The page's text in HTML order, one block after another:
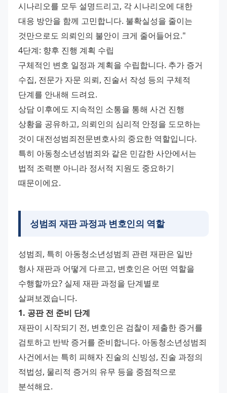
시나리오를 모두 설명드리고, 각 시나리오에 대한
대응 방안을 함께 고민합니다. 불확실성을 줄이는
것만으로도 의뢰인의 불안이 크게 줄어들어요."
4단계: 향후 진행 계획 수립
구체적인 변호 일정과 계획을 수립합니다. 추가 증거
수집, 전문가 자문 의뢰, 진술서 작성 등의 구체적
단계를 안내해 드려요.
상담 이후에도 지속적인 소통을 통해 사건 진행
상황을 공유하고, 의뢰인의 심리적 안정을 도모하는
것이 대전성범죄전문변호사의 중요한 역할입니다.
특히 아동청소년성범죄와 같은 민감한 사안에서는
법적 조력뿐 아니라 정서적 지원도 중요하기
때문이에요.
성범죄 재판 과정과 변호인의 역할
성범죄, 특히 아동청소년성범죄 관련 재판은 일반
형사 재판과 어떻게 다르고, 변호인은 어떤 역할을
수행할까요? 실제 재판 과정을 단계별로
살펴보겠습니다.
1. 공판 전 준비 단계
재판이 시작되기 전, 변호인은 검찰이 제출한 증거를
검토하고 반박 증거를 준비합니다. 아동청소년성범죄
사건에서는 특히 피해자 진술의 신빙성, 진술 과정의
적법성, 물리적 증거의 유무 등을 중점적으로
분석해요.